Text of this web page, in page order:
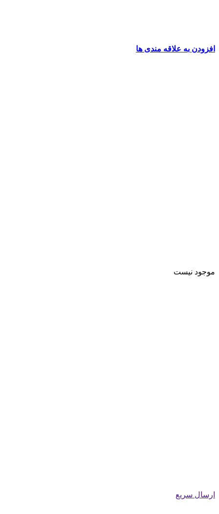
افزودن به علاقه مندی ها
موجود نیست
ارسال سریع